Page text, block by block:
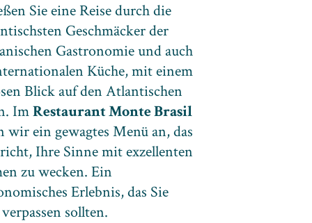
Sie eine Reise durch die
Geschmäcker der
Gastronomie und auch
Küche, mit einem
Blick auf den Atlantischen
ImRestaurant Monte Brasil
wir ein gewagtes Menü an, das
Ihre Sinne mit exzellenten
zu wecken. Ein
Erlebnis, das Sie
sollten.